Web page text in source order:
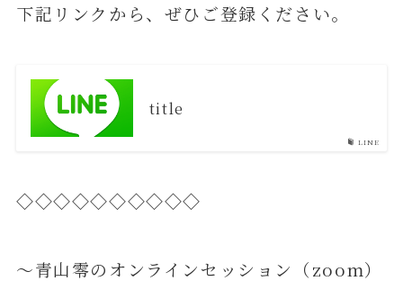
下記リンクから、ぜひご登録ください。
LINE
title
◇◇◇◇◇◇◇◇◇◇
～青山零のオンラインセッション（zoom）